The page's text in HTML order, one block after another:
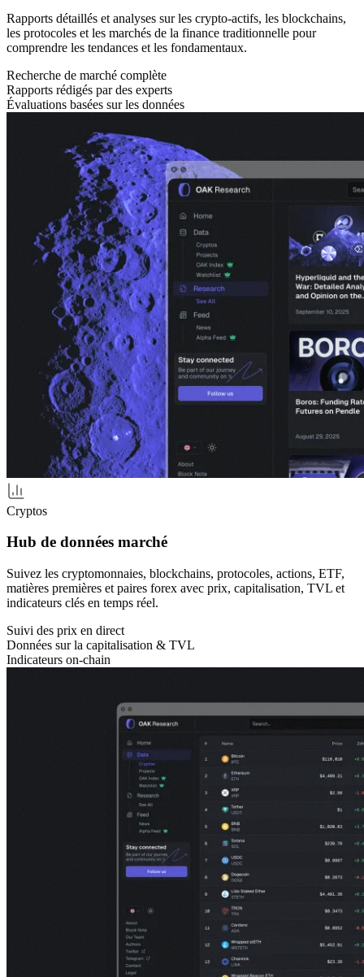
Rapports détaillés et analyses sur les crypto-actifs, les blockchains,
les protocoles et les marchés de la finance traditionnelle pour
comprendre les tendances et les fondamentaux.
Recherche de marché complète
Rapports rédigés par des experts
Évaluations basées sur les données
Cryptos
Hub de données marché
Suivez les cryptomonnaies, blockchains, protocoles, actions, ETF,
matières premières et paires forex avec prix, capitalisation, TVL et
indicateurs clés en temps réel.
Suivi des prix en direct
Données sur la capitalisation & TVL
Indicateurs on-chain